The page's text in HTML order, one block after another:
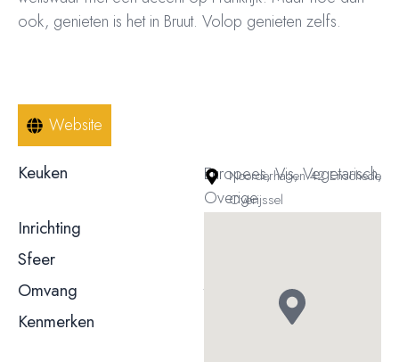
ook, genieten is het in Bruut. Volop genieten zelfs.
Website
Keuken
Europees, Vis, Vegetarisch,
Overige
Inrichting
Sfeer
Omvang t/m 50 couverts
Kenmerken
Noorderhagen 42 Enschede
Overijssel